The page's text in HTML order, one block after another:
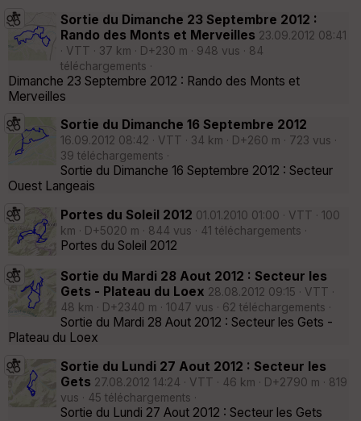
Sortie du Dimanche 23 Septembre 2012 :
Rando des Monts et Merveilles 23.09.2012 08:41
· VTT · 37 km · D+230 m · 948 vus · 84
téléchargements ·
Dimanche 23 Septembre 2012 : Rando des Monts et
Merveilles
Sortie du Dimanche 16 Septembre 2012
16.09.2012 08:42 · VTT · 34 km · D+260 m · 723 vus ·
39 téléchargements ·
Sortie du Dimanche 16 Septembre 2012 : Secteur
Ouest Langeais
Portes du Soleil 2012 01.01.2010 01:00 · VTT · 100
km · D+5020 m · 844 vus · 41 téléchargements ·
Portes du Soleil 2012
Sortie du Mardi 28 Aout 2012 : Secteur les
Gets - Plateau du Loex 28.08.2012 09:15 · VTT ·
48 km · D+2340 m · 1047 vus · 62 téléchargements ·
Sortie du Mardi 28 Aout 2012 : Secteur les Gets -
Plateau du Loex
Sortie du Lundi 27 Aout 2012 : Secteur les
Gets 27.08.2012 14:24 · VTT · 46 km · D+2790 m · 819
vus · 45 téléchargements ·
Sortie du Lundi 27 Aout 2012 : Secteur les Gets